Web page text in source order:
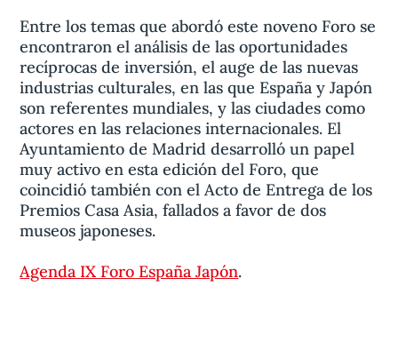
Entre los temas que abordó este noveno Foro se
encontraron el análisis de las oportunidades
recíprocas de inversión, el auge de las nuevas
industrias culturales, en las que España y Japón
son referentes mundiales, y las ciudades como
actores en las relaciones internacionales. El
Ayuntamiento de Madrid desarrolló un papel
muy activo en esta edición del Foro, que
coincidió también con el Acto de Entrega de los
Premios Casa Asia, fallados a favor de dos
museos japoneses.
Agenda IX Foro España Japón.